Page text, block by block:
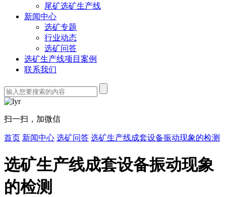
尾矿选矿生产线
新闻中心
选矿专题
行业动态
选矿问答
选矿生产线项目案例
联系我们
扫一扫，加微信
首页 新闻中心 选矿问答 选矿生产线成套设备振动现象的检测
选矿生产线成套设备振动现象
的检测